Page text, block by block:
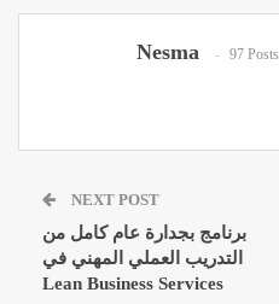
Nesma 97 Posts
NEXT POST
برنامج بجدارة عام كامل من
التدريب العملي المهني في
Lean Business Services